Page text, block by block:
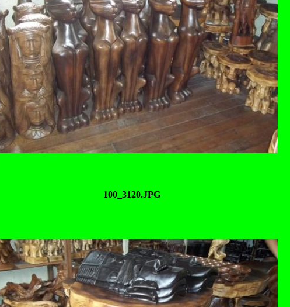
100_3120.JPG